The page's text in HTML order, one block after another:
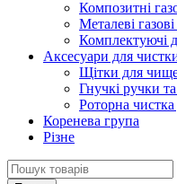
Композитні
Металеві
Комплектуючі
Аксесуари для
Щітки для
Гнучкі ручки
Роторна
Коренева група
Різне